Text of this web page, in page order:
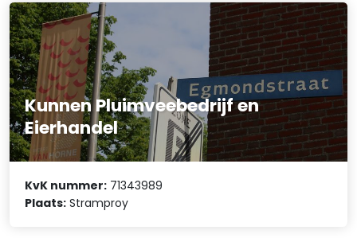
Kunnen Pluimveebedrijf en
Eierhandel
KvK nummer: 71343989
Plaats: Stramproy